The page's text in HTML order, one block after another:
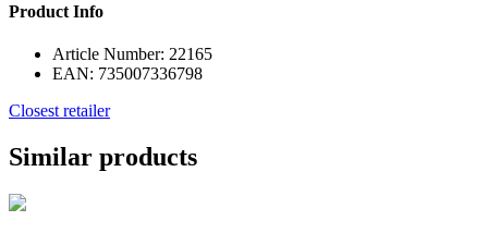
Product Info
Article Number: 22165
EAN: 735007336798
Closest retailer
Similar products